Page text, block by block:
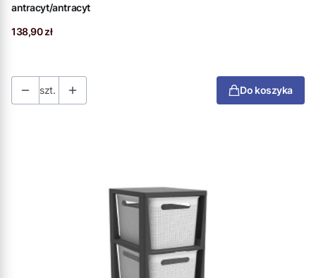
antracyt/antracyt
Cena
138,90 zł
szt. Do koszyka